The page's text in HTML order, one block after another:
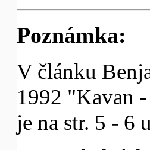
Poznámka:
V článku
1992 "Kavan
je na str. 5 - 6